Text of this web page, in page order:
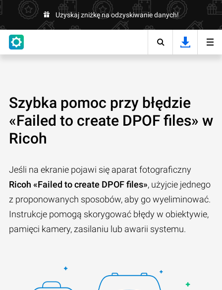
Uzyskaj zniżkę na odzyskiwanie danych!
Szybka pomoc przy błędzie
«Failed to create DPOF files» w
Ricoh
Jeśli na ekranie pojawi się aparat fotograficzny
Ricoh «Failed to create DPOF files», użyjcie jednego
z proponowanych sposobów, aby go wyeliminować.
Instrukcje pomogą skorygować błędy w obiektywie,
pamięci kamery, zasilaniu lub awarii systemu.